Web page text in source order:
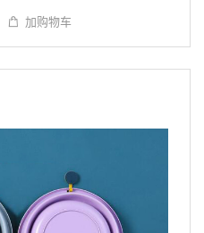
加购物车